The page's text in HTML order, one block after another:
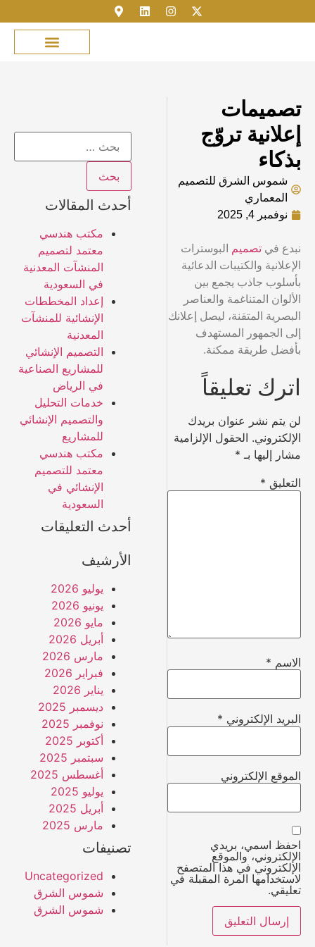
تصميمات
إعلانية تروّج
بذكاء
شموس الشرق للتصميم
المعماري
نوفمبر 4, 2025
نبدع في تصميم
البوسترات
الإعلانية والكتيبات الدعائية
بأسلوب جاذب يجمع بين
الألوان المتناغمة والعناصر
البصرية المتقنة، ليصل إعلانك
إلى الجمهور المستهدف
بأفضل طريقة ممكنة.
اترك تعليقاً
لن يتم نشر عنوان بريدك
الإلكتروني. الحقول الإلزامية
مشار إليها بـ *
التعليق *
الاسم *
البريد الإلكتروني *
الموقع الإلكتروني
احفظ اسمي، بريدي
الإلكتروني، والموقع
الإلكتروني في هذا المتصفح
لاستخدامها المرة المقبلة في
تعليقي.
أحدث المقالات
مكتب هندسي
معتمد لتصميم
المنشآت المعدنية
في السعودية
إعداد المخططات
الإنشائية للمنشآت
المعدنية
التصميم الإنشائي
للمشاريع الصناعية
في الرياض
خدمات التحليل
والتصميم الإنشائي
للمشاريع
مكتب هندسي
معتمد للتصميم
الإنشائي في
السعودية
أحدث التعليقات
الأرشيف
يوليو 2026
يونيو 2026
مايو 2026
أبريل 2026
مارس 2026
فبراير 2026
يناير 2026
ديسمبر 2025
نوفمبر 2025
أكتوبر 2025
سبتمبر 2025
أغسطس 2025
يوليو 2025
أبريل 2025
مارس 2025
تصنيفات
Uncategorized
شموس الشرق
شموس الشرق